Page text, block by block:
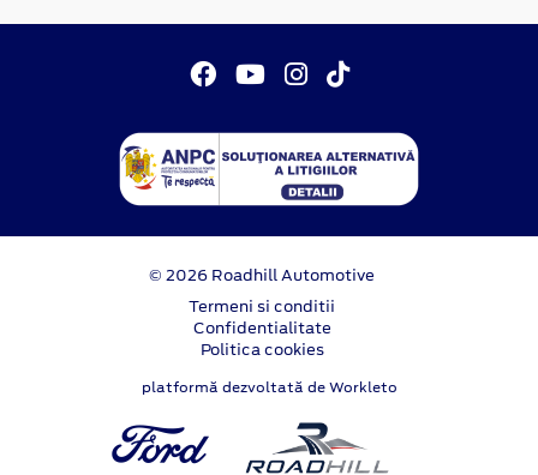
© 2026 Roadhill Automotive
Termeni si conditii
Confidentialitate
Politica cookies
platformă dezvoltată de Workleto